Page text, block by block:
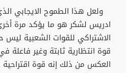
ولعل هذا الطموح الايجابي
ادريس لشكر هو ما يؤكد مرة
الاشتراكي للقوات الشعبية
قوة انتظارية ثابتة وغير فاعلة
العكس من ذلك إنه قوة اقتراحية